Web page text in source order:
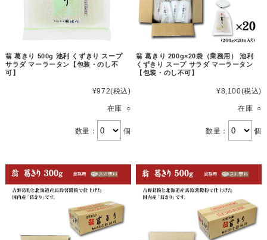
翁 葛きり 500g 池利 くずきり スープ
サラダ マーラータン【包装・のし不
可】
¥972(税込)
在庫 ○
数量： 個
翁 葛きり 200g×20袋（業務用） 池利
くずきり スープ サラダ マーラータン
【包装・のし不可】
¥8,100(税込)
在庫 ○
数量： 個